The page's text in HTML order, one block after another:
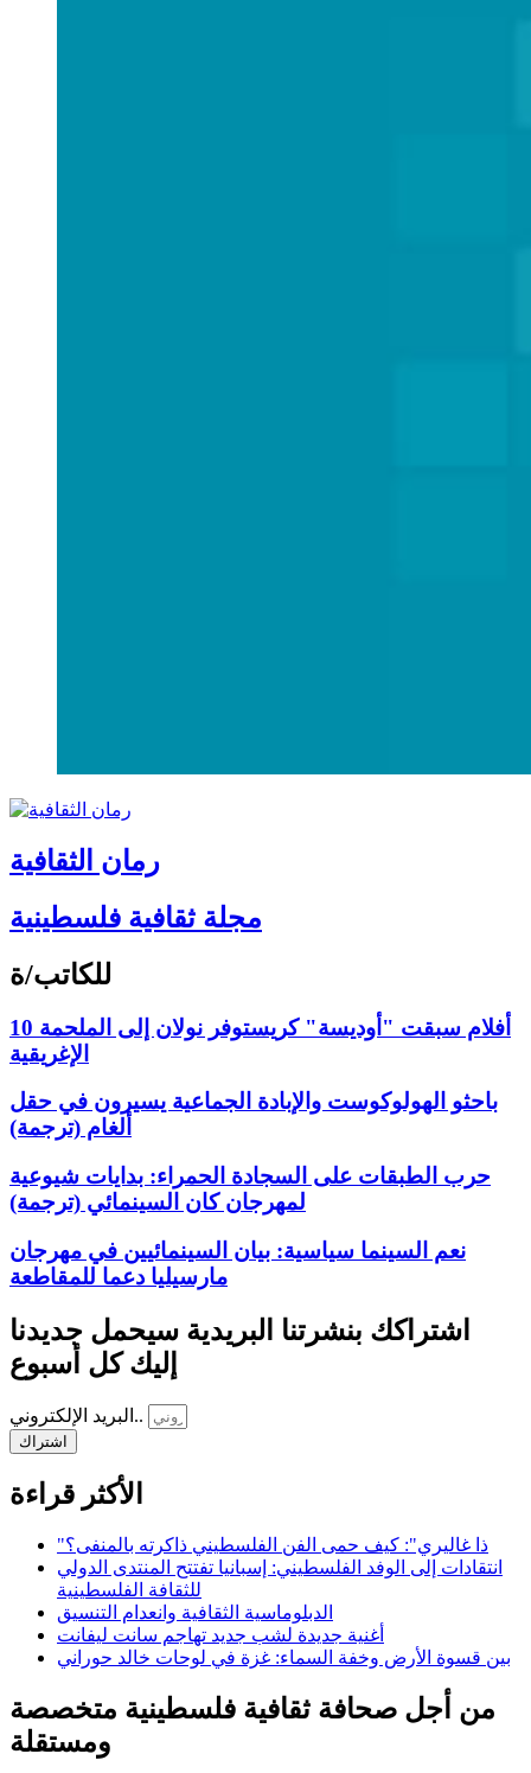
رمان الثقافية
مجلة ثقافية فلسطينية
للكاتب/ة
10 أفلام سبقت "أوديسة" كريستوفر نولان إلى الملحمة
الإغريقية
باحثو الهولوكوست والإبادة الجماعية يسيرون في حقل
ألغام (ترجمة)
حرب الطبقات على السجادة الحمراء: بدايات شيوعية
لمهرجان كان السينمائي (ترجمة)
نعم السينما سياسية: بيان السينمائيين في مهرجان
مارسيليا دعما للمقاطعة
اشتراكك بنشرتنا البريدية سيحمل جديدنا
إليك كل أسبوع
البريد الإلكتروني..
اشتراك
الأكثر قراءة
"ذا غاليري": كيف حمى الفن الفلسطيني ذاكرته بالمنفى؟
انتقادات إلى الوفد الفلسطيني: إسبانيا تفتتح المنتدى الدولي
للثقافة الفلسطينية
الدبلوماسية الثقافية وانعدام التنسيق
أغنية جديدة لشب جديد تهاجم سانت ليفانت
بين قسوة الأرض وخفة السماء: غزة في لوحات خالد حوراني
من أجل صحافة ثقافية فلسطينية متخصصة
ومستقلة